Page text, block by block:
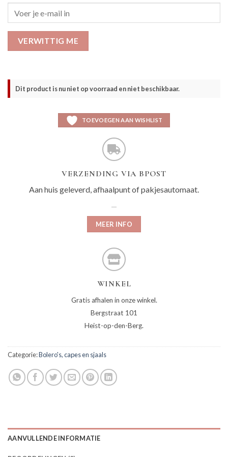
VERWITTIG ME
Dit product is nu niet op voorraad en niet beschikbaar.
TOEVOEGEN AAN WISHLIST
VERZENDING VIA BPOST
Aan huis geleverd, afhaalpunt of pakjesautomaat.
MEER INFO
WINKEL
Gratis afhalen in onze winkel.
Bergstraat 101
Heist-op-den-Berg.
Categorie:Bolero's, capes en sjaals
AANVULLENDE INFORMATIE